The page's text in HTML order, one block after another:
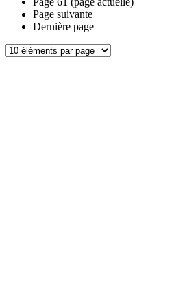
Page suivante
Dernière page